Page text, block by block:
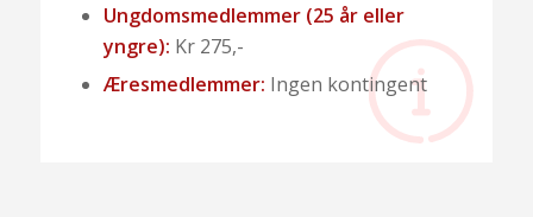
Ungdomsmedlemmer (25 år eller
yngre): Kr 275,-
Æresmedlemmer: Ingen kontingent